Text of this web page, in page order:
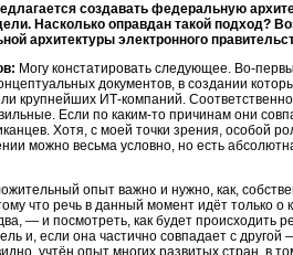
создавать федеральную
Насколько оправдан такой подход?
архитектуры электронного
Могу констатировать следующее. Во-
документов, в создании
крупнейших ИТ-компаний.
Если по каким-то причинам они
Хотя, с моей точки зрения, особой
можно весьма условно, но есть
опыт важно и нужно, как,
что речь в данный момент идёт только
— и посмотреть, как будет происходить
и, если она частично совпадает с
учтён опыт многих развитых стран, в